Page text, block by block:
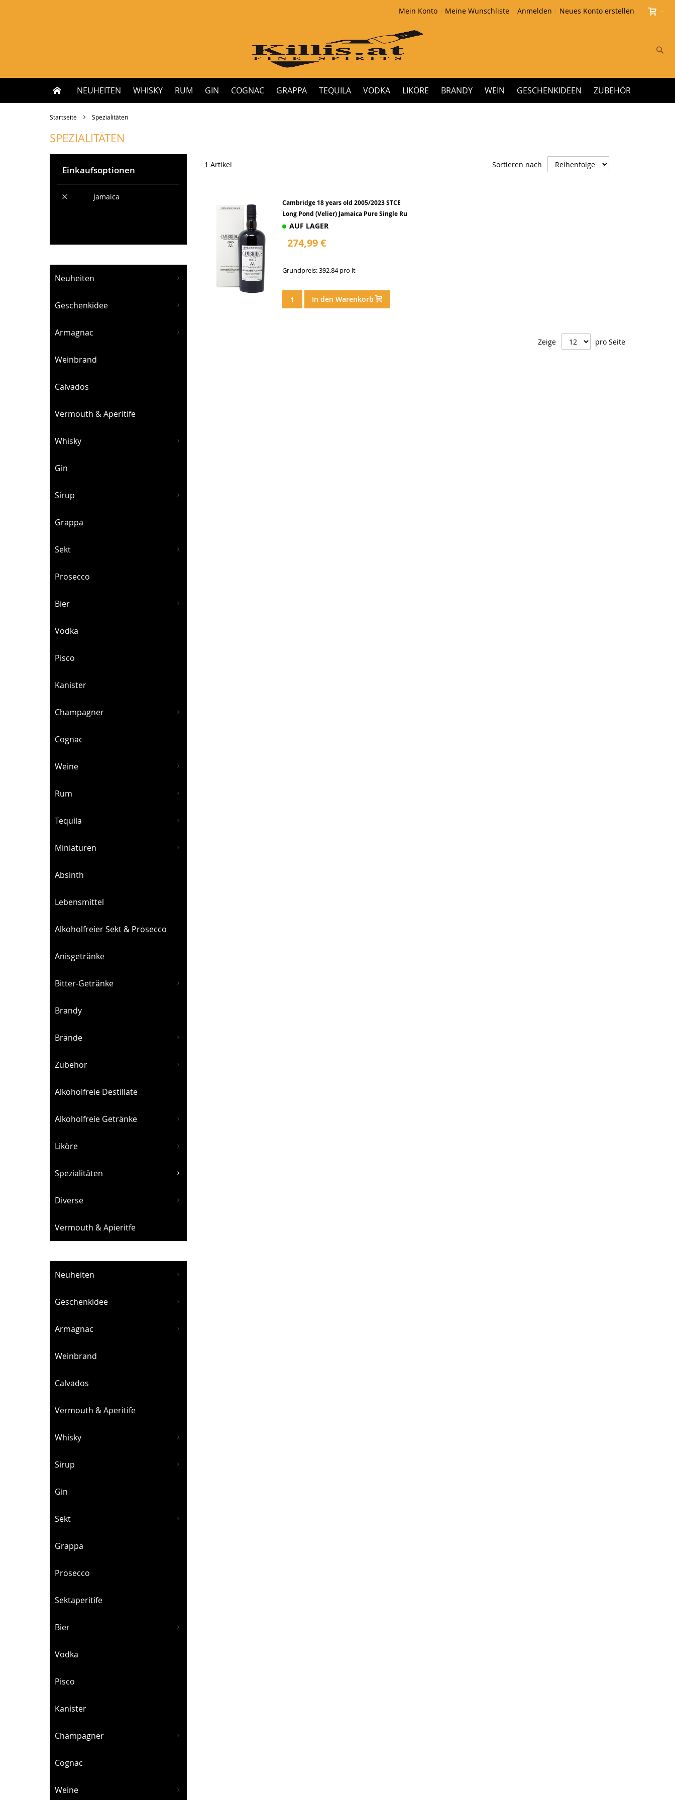
Mein Konto Meine Wunschliste Anmelden Neues Konto erstellen
NEUHEITEN WHISKY RUM GIN COGNAC GRAPPA TEQUILA VODKA LIKÖRE BRANDY WEIN GESCHENKIDEEN ZUBEHÖR
Startseite Spezialitäten
SPEZIALITÄTEN
1 Artikel Sortieren nach
Cambridge 18 years old 2005/2023 STCE
Long Pond (Velier) Jamaica Pure Single Ru
AUF LAGER
274,99 €
Grundpreis: 392.84 pro lt
In den Warenkorb
Zeige pro Seite
Neuheiten
Geschenkidee
Armagnac
Weinbrand
Calvados
Vermouth & Aperitife
Whisky
Gin
Sirup
Grappa
Sekt
Prosecco
Bier
Vodka
Pisco
Kanister
Champagner
Cognac
Weine
Rum
Tequila
Miniaturen
Absinth
Lebensmittel
Alkoholfreier Sekt & Prosecco
Anisgetränke
Bitter-Getränke
Brandy
Brände
Zubehör
Alkoholfreie Destillate
Alkoholfreie Getränke
Liköre
Spezialitäten
Diverse
Vermouth & Apieritfe
Einkaufsoptionen
Jamaica
Neuheiten
Geschenkidee
Armagnac
Weinbrand
Calvados
Vermouth & Aperitife
Whisky
Sirup
Gin
Sekt
Grappa
Prosecco
Sektaperitife
Bier
Vodka
Pisco
Kanister
Champagner
Cognac
Weine